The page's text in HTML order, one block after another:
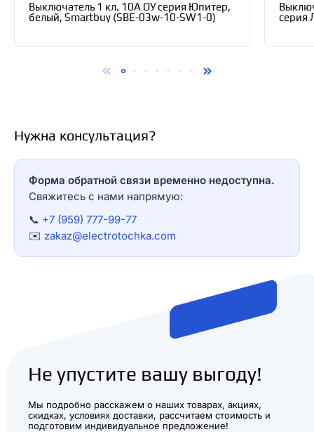
Выключатель 1 кл. 10А ОУ серия Юпитер,
белый, Smartbuy (SBE-03w-10-SW1-0)
серия
Нужна консультация?
Форма обратной связи временно недоступна.
Свяжитесь с нами напрямую:
📞 +7 (959) 777-99-77
✉️ zakaz@electrotochka.com
Не упустите вашу выгоду!
Мы подробно расскажем о наших товарах, акциях,
скидках, условиях доставки, рассчитаем стоимость и
подготовим индивидуальное предложение!